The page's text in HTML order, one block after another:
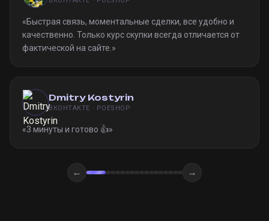
«Быстрая связь, моментальные сделки, все удобно и
качественно. Только курс скупки всегда отличается от
фактической на сайте. »
Dmitry Kostyrin
ВКОНТАКТЕ · POESHOP
«3 минуты и готово 👍»
← →